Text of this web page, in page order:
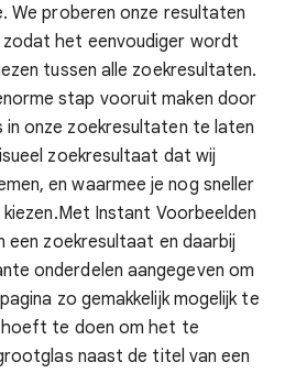
We proberen onze resultaten
het eenvoudiger wordt
tussen alle zoekresultaten.
stap vooruit maken door
onze zoekresultaten te laten
zoekresultaat dat wij
en waarmee je nog sneller
Met Instant Voorbeelden
een zoekresultaat en daarbij
onderdelen aangegeven om
zo gemakkelijk mogelijk te
hoeft te doen om het te
naast de titel van een